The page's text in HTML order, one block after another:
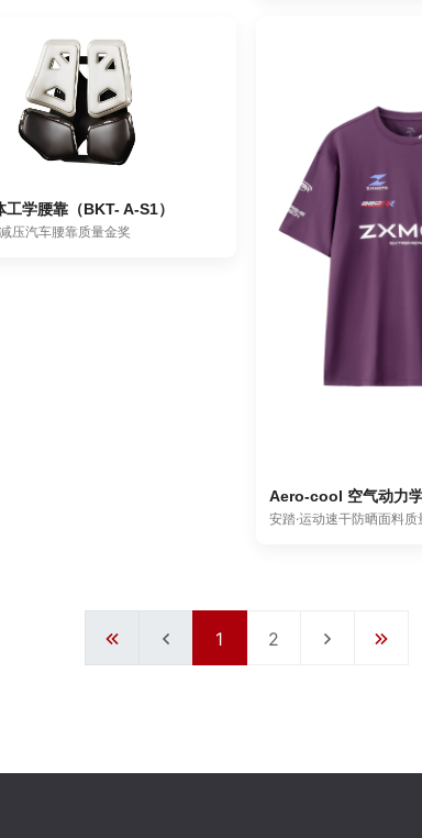
学腰靠（BKT- A-S1）
压汽车腰靠质量金奖
安踏·运动速干防晒面料质
1 2